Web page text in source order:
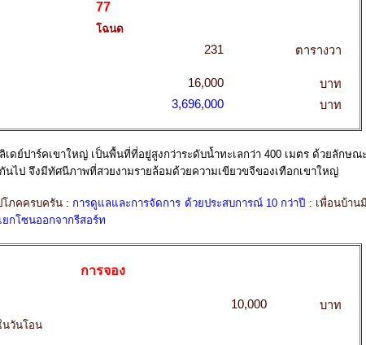
77
โฉนด
231 ตารางวา
16,000
บาท
3,696,000 บาท
ดย์ปาร์คเขาใหญ่ เป็นพื้นที่ที่อยู่สูงกว่าระดับน้ำทะเลกว่า 400 เมตร ด้วยลักษณ
ไป จึงมีทัศนีภาพที่สวยงามรายล้อมด้วยความเขียวขจีของเทือกเขาใหญ่
ภคครบครัน : การดูแลและการจัดการ ด้วยประสบการณ์ 10 กว่าปี : เพื่อนบ้าน
กโซนออกจากรีสอร์ท
การจอง
10,000 บาท
นวันโอน